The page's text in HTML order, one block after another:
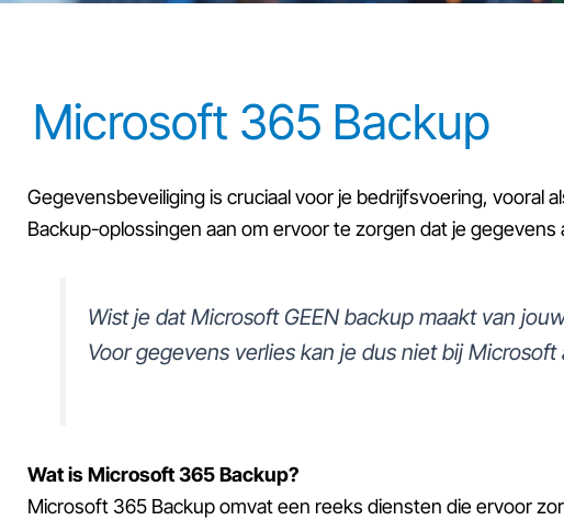
Microsoft 365 Backup
Gegevensbeveiliging is cruciaal voor je bedrijfsvoering,
Backup-oplossingen aan om ervoor te zorgen dat je
Wist je dat Microsoft GEEN backup maakt van
Voor gegevens verlies kan je dus niet bij Microsoft
Wat is Microsoft 365 Backup?
Microsoft 365 Backup omvat een reeks diensten die ervoor